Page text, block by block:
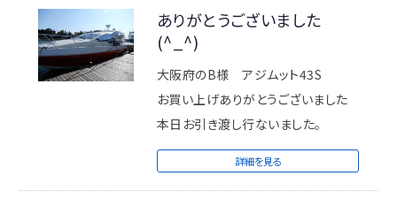
週目の水曜日
休業日に出航されるメンバーの方は
月曜日17時までにご連絡お願いいた
します。
ご不便お掛け致しますが何卒宜しく
ありがとうございました
(^_^)
大阪府のB様 アジムット43S
お買い上げありがとうございました
本日お引き渡し行ないました。
詳細を見る